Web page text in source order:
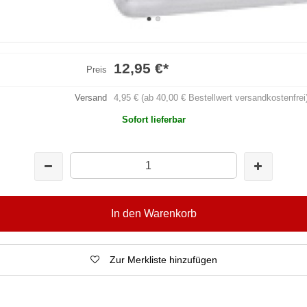
Preis 12,95 €*
Versand 4,95 € (ab 40,00 € Bestellwert
Sofort lieferbar
In den Warenkorb
Zur Merkliste hinzufügen